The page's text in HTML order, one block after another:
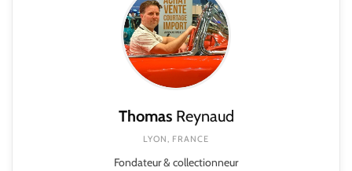
ThomasReynaud
LYON, FRANCE
Fondateur & collectionneur